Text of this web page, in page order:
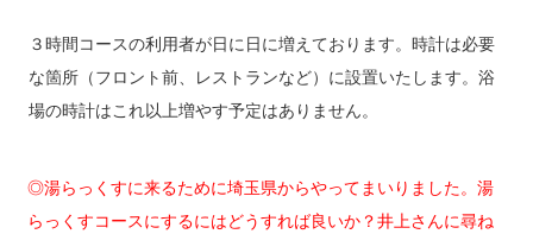
３時間コースの利用者が日に日に増えております。時計は必要
な箇所（フロント前、レストランなど）に設置いたします。浴
場の時計はこれ以上増やす予定はありません。
◎湯らっくすに来るために埼玉県からやってまいりました。湯
らっくすコースにするにはどうすれば良いか？井上さんに尋ね